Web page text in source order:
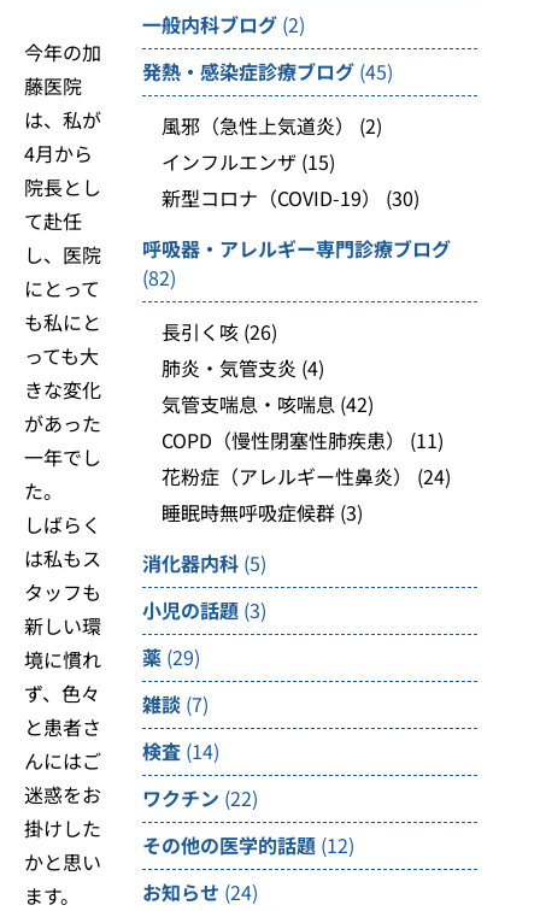
今年の加
藤医院
は、私が
4月から
院長とし
て赴任
し、医院
にとって
も私にと
っても大
きな変化
があった
一年でし
た。
しばらく
は私もス
タッフも
新しい環
境に慣れ
ず、色々
と患者さ
んにはご
迷惑をお
掛けした
かと思い
ます。
一般内科ブログ (2)
発熱・感染症診療ブログ (45)
風邪（急性上気道炎）
(2)
インフルエンザ (15)
新型コロナ（COVID-19）
(30)
呼吸器・アレルギー専門診療ブログ
(82)
長引く咳 (26)
肺炎・気管支炎 (4)
気管支喘息・咳喘息 (42)
COPD（慢性閉塞性肺疾患）
(11)
花粉症（アレルギー性鼻炎）
(24)
睡眠時無呼吸症候群 (3)
消化器内科 (5)
小児の話題 (3)
薬 (29)
雑談 (7)
検査 (14)
ワクチン (22)
その他の医学的話題 (12)
お知らせ (24)